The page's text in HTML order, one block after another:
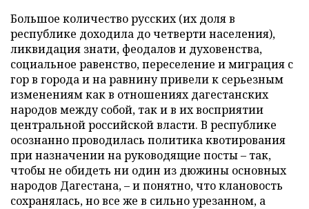
Большое количество русских (их доля в
республике доходила до четверти населения),
ликвидация знати, феодалов и духовенства,
социальное равенство, переселение и миграция с
гор в города и на равнину привели к серьезным
изменениям как в отношениях дагестанских
народов между собой, так и в их восприятии
центральной российской власти. В республике
осознанно проводилась политика квотирования
при назначении на руководящие посты – так,
чтобы не обидеть ни один из дюжины основных
народов Дагестана, – и понятно, что клановость
сохранялась, но все же в сильно урезанном, а